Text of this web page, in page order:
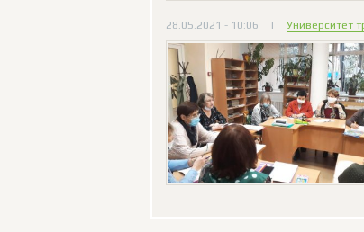
28.05.2021 - 10:06 | Университет